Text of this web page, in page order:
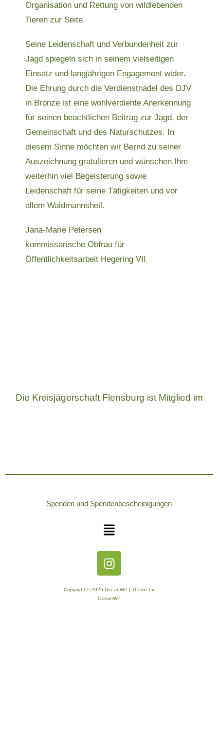
Organisation und Rettung von wildlebenden
Tieren zur Seite.
Seine Leidenschaft und Verbundenheit zur
Jagd spiegeln sich in seinem vielseitigen
Einsatz und langjährigen Engagement wider.
Die Ehrung durch die Verdienstnadel des DJV
in Bronze ist eine wohlverdiente Anerkennung
für seinen beachtlichen Beitrag zur Jagd, der
Gemeinschaft und des Naturschutzes. In
diesem Sinne möchten wir Bernd zu seiner
Auszeichnung gratulieren und wünschen Ihm
weiterhin viel Begeisterung sowie
Leidenschaft für seine Tätigkeiten und vor
allem Waidmannsheil.
Jana-Marie Petersen
kommissarische Obfrau für
Öffentlichkeitsarbeit Hegering VII
Die Kreisjägerschaft Flensburg ist Mitglied im
Spenden und Spendenbescheinigungen
Copyright © 2026 OceanWP | Theme by
OceanWP